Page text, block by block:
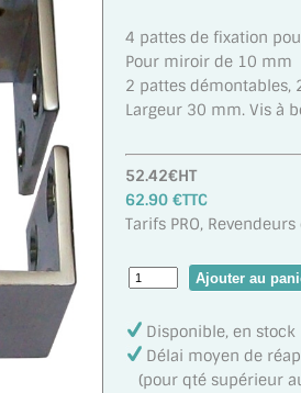
4 pattes de fixation
Pour miroir de 10 mm
2 pattes démontables,
Largeur 30 mm. Vis à
52.42€HT
62.90 €TTC
Tarifs PRO,
Disponible, en stock
Délai moyen de
(pour qté supérieur